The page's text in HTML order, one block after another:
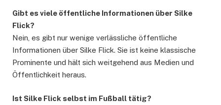
Gibt es viele öffentliche Informationen über Silke
Flick?
Nein, es gibt nur wenige verlässliche öffentliche
Informationen über Silke Flick. Sie ist keine klassische
Prominente und hält sich weitgehend aus Medien und
Öffentlichkeit heraus.
Ist Silke Flick selbst im Fußball tätig?